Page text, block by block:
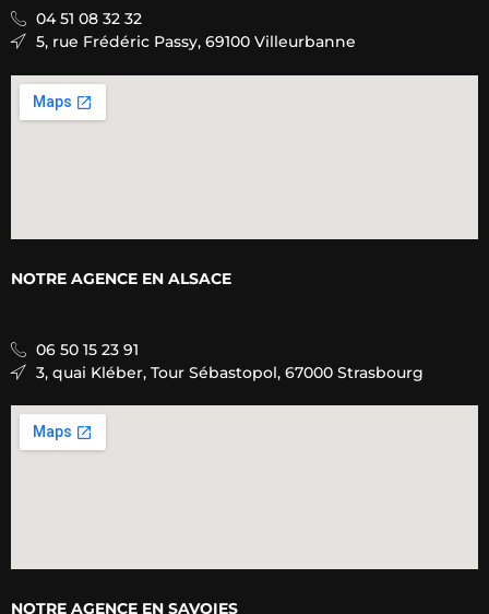
04 51 08 32 32
5, rue Frédéric Passy, 69100 Villeurbanne
NOTRE AGENCE EN ALSACE
06 50 15 23 91
3, quai Kléber, Tour Sébastopol, 67000 Strasbourg
NOTRE AGENCE EN SAVOIES